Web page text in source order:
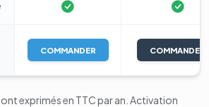
COMMANDER COMMANDER
exprimés en TTC par an. Activation